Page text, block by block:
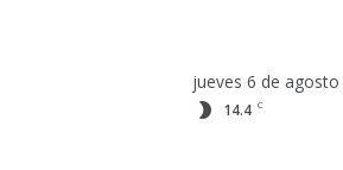
jueves 6 de agosto
14.4 C